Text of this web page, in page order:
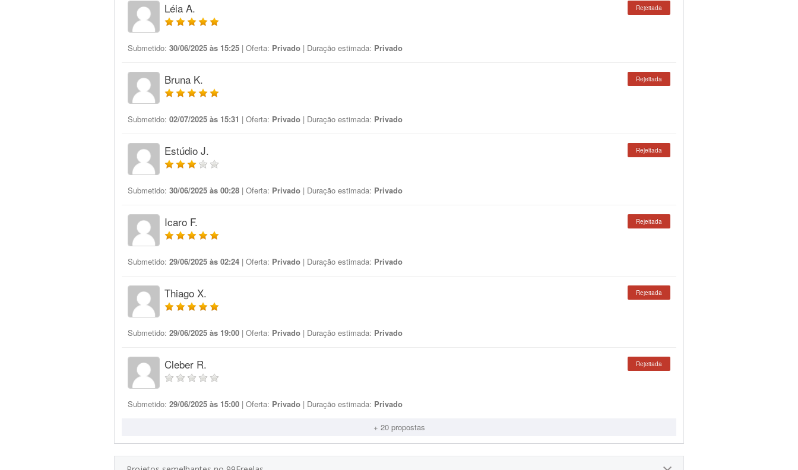
Léia A. Rejeitada
Submetido: 30/06/2025 às 15:25 | Oferta: Privado | Duração estimada: Privado
Bruna K. Rejeitada
Submetido: 02/07/2025 às 15:31 | Oferta: Privado | Duração estimada: Privado
Estúdio J. Rejeitada
Submetido: 30/06/2025 às 00:28 | Oferta: Privado | Duração estimada: Privado
Icaro F. Rejeitada
Submetido: 29/06/2025 às 02:24 | Oferta: Privado | Duração estimada: Privado
Thiago X. Rejeitada
Submetido: 29/06/2025 às 19:00 | Oferta: Privado | Duração estimada: Privado
Cleber R. Rejeitada
Submetido: 29/06/2025 às 15:00 | Oferta: Privado | Duração estimada: Privado
+ 20 propostas